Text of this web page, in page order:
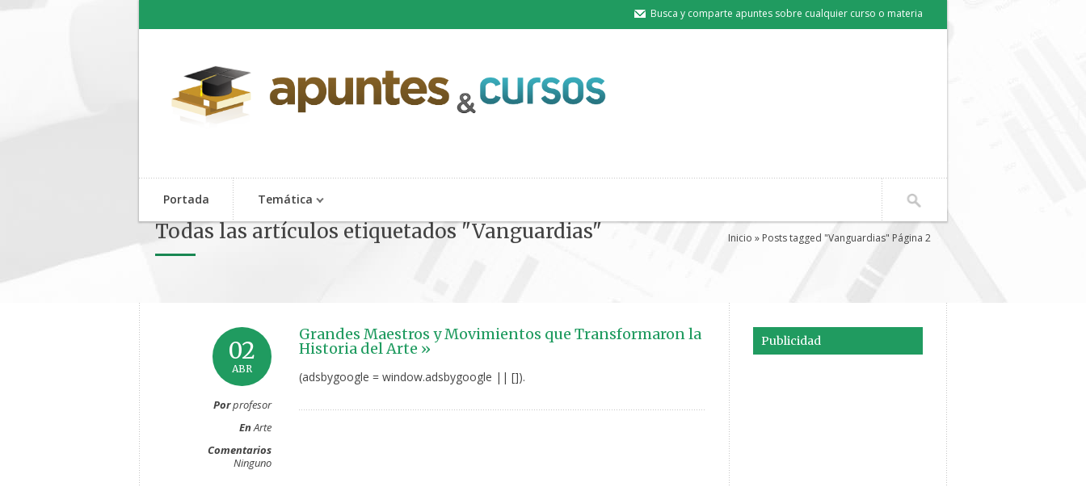
Busca y comparte apuntes sobre cualquier curso o materia
Portada Temática
Todas las artículos etiquetados "Vanguardias" Inicio » Posts tagged "Vanguardias" Página 2
02
ABR
Porprofesor
EnArte
Comentarios
Ninguno
Grandes Maestros y Movimientos que Transformaron la
Historia del Arte »
(adsbygoogle = window.adsbygoogle || []).
Publicidad